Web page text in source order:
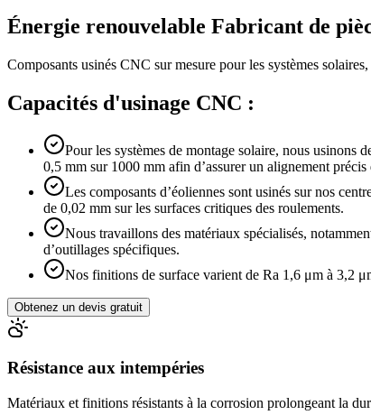
Énergie renouvelable Fabricant de
Composants usinés CNC sur mesure pour les systèmes
Capacités d'usinage CNC :
Pour les systèmes de montage solaire, nous usinons
0,5 mm sur 1000 mm afin d’assurer un alignement précis
Les composants d’éoliennes sont usinés sur nos
de 0,02 mm sur les surfaces critiques des roulements.
Nous travaillons des matériaux spécialisés,
d’outillages spécifiques.
Nos finitions de surface varient de Ra 1,6 μm à 3,2
Obtenez un devis gratuit
Résistance aux intempéries
Matériaux et finitions résistants à la corrosion prolongeant la